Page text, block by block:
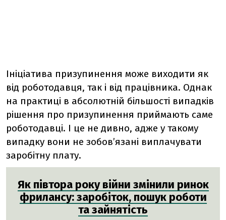
Ініціатива призупинення може виходити як
від роботодавця, так і від працівника. Однак
на практиці в абсолютній більшості випадків
рішення про призупинення приймають саме
роботодавці. І це не дивно, адже у такому
випадку вони не зобов’язані виплачувати
заробітну плату.
Як півтора року війни змінили ринок
фрилансу: заробіток, пошук роботи
та зайнятість